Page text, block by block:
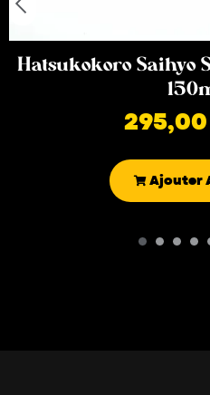
Hatsukokoro Saihyo
295,00
Ajouter